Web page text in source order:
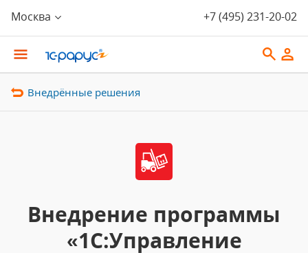
Москва +7 (495) 231-20-02
Внедрённые решения
Внедрение программы
«1С:Управление